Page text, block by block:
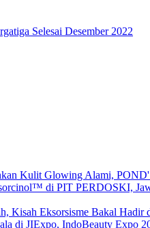
Selesai Desember 2022
di PIT PERDOSKI,
Kisah Eksorsisme Bakal